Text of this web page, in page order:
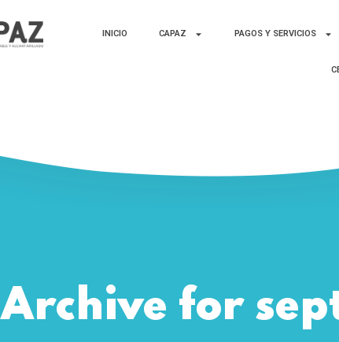
INICIO CAPAZ PAGOS Y SERVICIOS
Archive for